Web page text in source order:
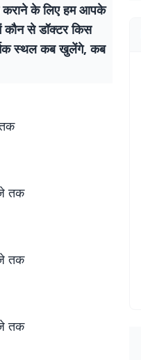
कराने के लिए हम आपके
से डॉक्टर किस
स्थल कब खुलेंगे, कब
तक
तक
तक